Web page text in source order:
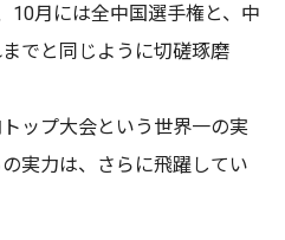
10月には全中国選手権と、中
でと同じように切磋琢磨
ップ大会という世界一の実
実力は、さらに飛躍してい